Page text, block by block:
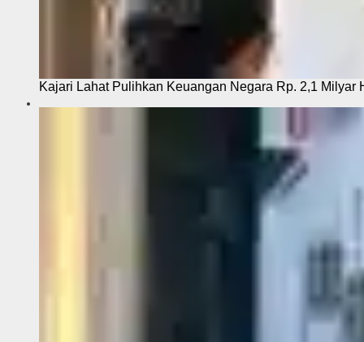
Kajari Lahat Pulihkan Keuangan Negara Rp. 2,1 Milyar